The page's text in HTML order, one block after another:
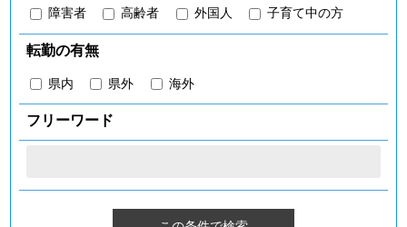
障害者 高齢者 外国人 子育て中の方
転勤の有無
県内 県外 海外
フリーワード